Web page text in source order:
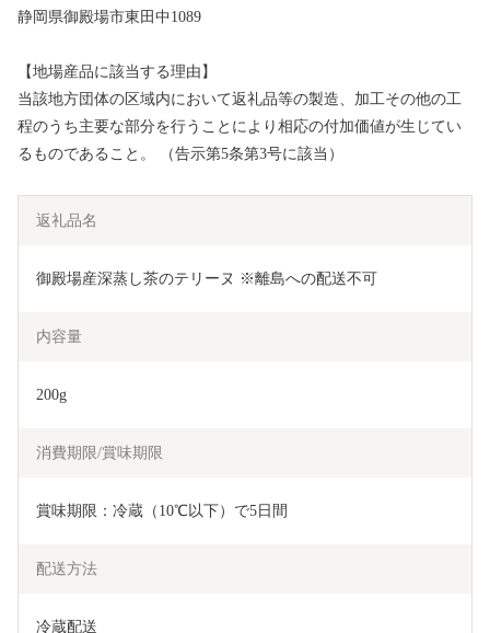
静岡県御殿場市東田中1089
【地場産品に該当する理由】
当該地方団体の区域内において返礼品等の製造、加工その他の工
程のうち主要な部分を行うことにより相応の付加価値が生じてい
るものであること。 （告示第5条第3号に該当）
返礼品名
御殿場産深蒸し茶のテリーヌ ※離島への配送不可
内容量
200g
消費期限/賞味期限
賞味期限：冷蔵（10℃以下）で5日間
配送方法
冷蔵配送